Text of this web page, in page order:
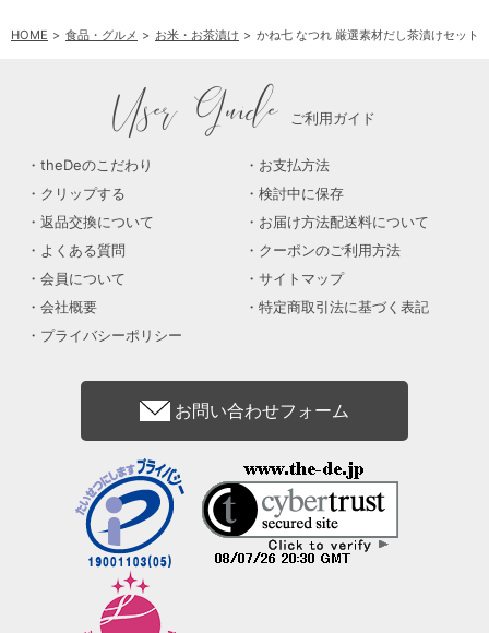
HOME 食品・グルメ お米・お茶漬け かね七 なつれ 厳選素材だし茶漬けセット B
User Guide ご利用ガイド
theDeのこだわり
お支払方法
クリップする
検討中に保存
返品交換について
お届け方法配送料について
よくある質問
クーポンのご利用方法
会員について
サイトマップ
会社概要
特定商取引法に基づく表記
プライバシーポリシー
お問い合わせフォーム